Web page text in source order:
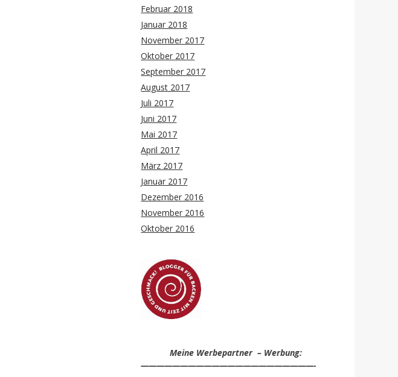
Februar 2018
Januar 2018
November 2017
Oktober 2017
September 2017
August 2017
Juli 2017
Juni 2017
Mai 2017
April 2017
März 2017
Januar 2017
Dezember 2016
November 2016
Oktober 2016
Meine Werbepartner – Werbung:
——————————————————————-